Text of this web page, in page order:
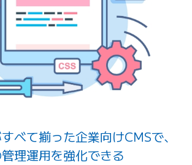
べて揃った企業向けCMSで、
理運用を強化できる